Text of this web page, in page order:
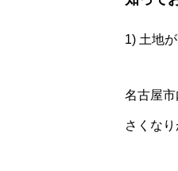
1) 土地
名古屋
さくな